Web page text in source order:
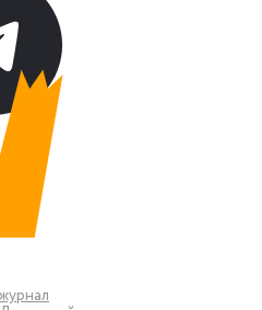
журнал